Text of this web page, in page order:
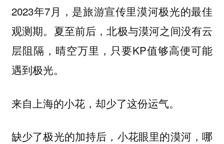
2023年7月，是旅游宣传里漠河极光的最佳
观测期。夏至前后，北极与漠河之间没有云
层阻隔，晴空万里，只要KP值够高便可能
遇到极光。
来自上海的小花， 却少了这份运气。
缺少了极光的加持后，小花眼里的漠河，哪